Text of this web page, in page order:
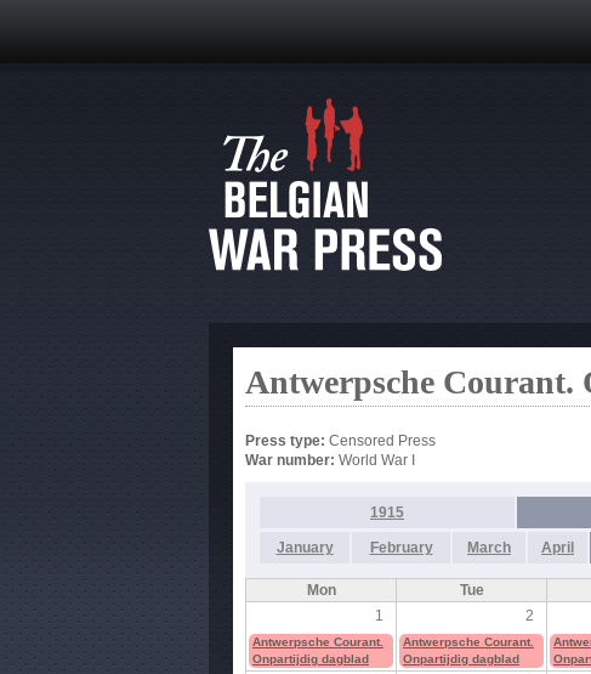
Antwerpsche
Press type: Censored Press
War number: World War I
1915
January February March April
Mon Tue
1
2
Antwerpsche Courant.
Onpartijdig dagblad
Antwerpsche Courant.
Onpartijdig dagblad